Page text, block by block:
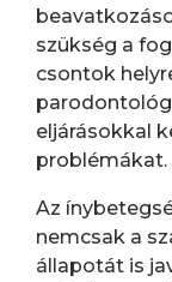
szükség a
csontok
eljárásokkal
problémákat.
Az
nemcsak a
állapotát is